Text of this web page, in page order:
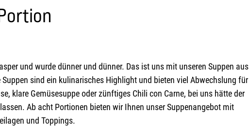
und wurde dünner und dünner. Das ist uns mit unseren Suppen aus
sind ein kulinarisches Highlight und bieten viel Abwechslung für
klare Gemüsesuppe oder zünftiges Chili con Carne, bei uns hätte der
Ab acht Portionen bieten wir Ihnen unser Suppenangebot mit
und Toppings.